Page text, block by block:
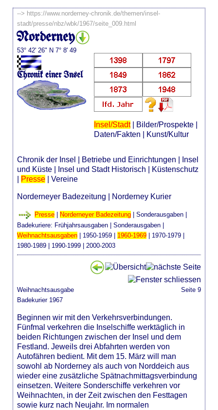
--> https://www.norderney-chronik.de/themen/insel-
stadt/presse/nbz/wbk/1967/seite_009.html
Norderney
53° 42' 26" N 7° 8' 49
Chronik einer Insel
Insel/Stadt| Bilder/Prospekte|
Daten/Fakten
Kunst/Kultur
Chronik der Insel Betriebe und Einrichtungen
Insel
und Küste
Insel und Stadt Historisch
Küstenschutz
Presse |Vereine
Norderneyer Badezeitung Norderney Kurier
Presse Norderneyer Badezeitung |Sonderausgaben
Badekuriere: Frühjahrsausgaben |Sonderausgaben |
Weihnachtsausgaben | 1950-1959 | 1960-1969 | 1970-1979 |
1980-1989 | 1990-1999 | 2000-2003
Weihnachtsausgabe
Badekurier 1967
Seite 9
Beginnen wir mit den Verkehrsverbindungen.
Fünfmal verkehren die Inselschiffe werktäglich in
beiden Richtungen zwischen der Insel und dem
Festland. Jeweils drei Abfahrten werden von
Autofähren bedient. Mit dem 15. März will man
sowohl ab Norderney als auch von Norddeich aus
wieder eine zusätzliche Spätnachmittagsverbindung
einsetzen. Weitere Sonderschiffe verkehren vor
Weihnachten, in der Zeit zwischen den Festtagen
sowie kurz nach Neujahr. Im normalen